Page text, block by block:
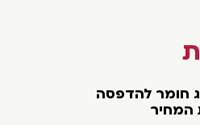
חומר להדפסה
המחיר